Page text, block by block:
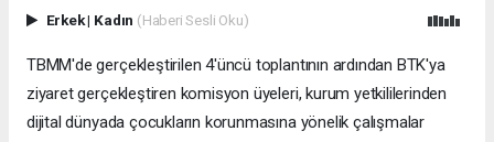
Erkek| Kadın (Haberi Sesli Oku)
TBMM'de gerçekleştirilen 4'üncü toplantının ardından BTK'ya
ziyaret gerçekleştiren komisyon üyeleri, kurum yetkililerinden
dijital dünyada çocukların korunmasına yönelik çalışmalar